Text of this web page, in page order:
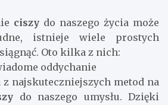
ciszy do naszego życia może
istnieje wiele prostych
Oto kilka z nich:
oddychanie
z najskuteczniejszych metod na
do naszego umysłu. Dzięki